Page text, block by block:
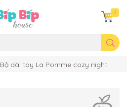
0
Bộ dài tay La Pomme cozy night